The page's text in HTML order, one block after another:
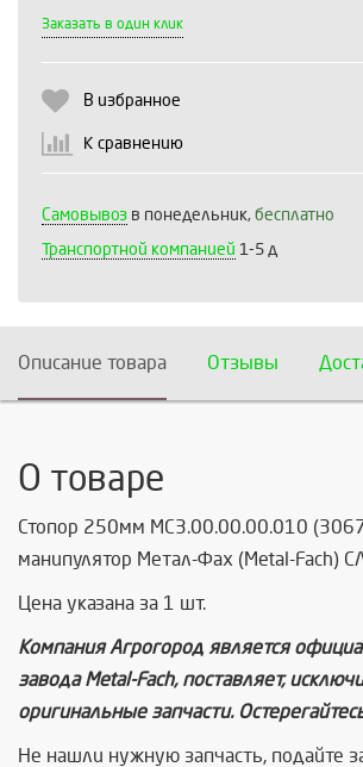
Заказать в один клик
В избранное
К сравнению
Самовывоз в понедельник, бесплатно
Транспортной компанией 1-5 д
Описание товара Отзывы
О товаре
Стопор 250мм MC3.00.00.00.010
манипулятор Метал-Фах (Metal-Fach)
Цена указана за 1 шт.
Компания Агрогород является
завода Metal-Fach, поставляет,
оригинальные запчасти.
Не нашли нужную запчасть, подайте